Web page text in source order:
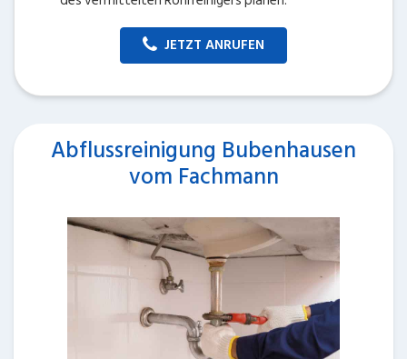
JETZT ANRUFEN
Abflussreinigung Bubenhausen
vom Fachmann